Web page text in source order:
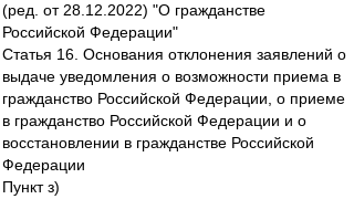
(ред. от 28.12.2022) "О гражданстве
Российской Федерации"
Статья 16. Основания отклонения заявлений о
выдаче уведомления о возможности приема в
гражданство Российской Федерации, о приеме
в гражданство Российской Федерации и о
восстановлении в гражданстве Российской
Федерации
Пункт з)